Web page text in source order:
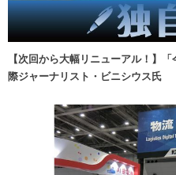
【次回から大幅リニューアル！】
際ジャーナリスト・ビニシウス氏